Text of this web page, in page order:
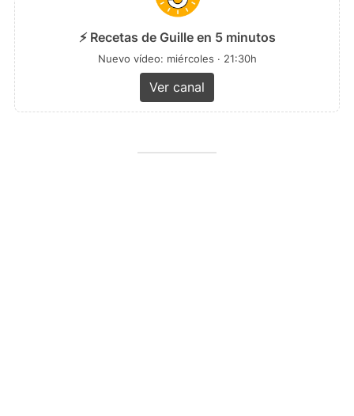
⚡ Recetas de Guille en 5 minutos
Nuevo vídeo: miércoles · 21:30h
Ver canal